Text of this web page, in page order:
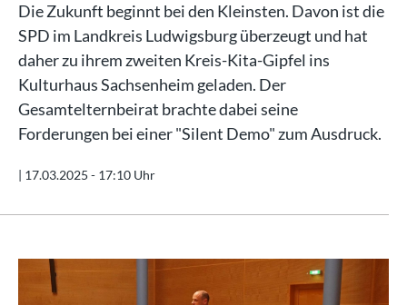
Die Zukunft beginnt bei den Kleinsten. Davon ist die
SPD im Landkreis Ludwigsburg überzeugt und hat
daher zu ihrem zweiten Kreis-Kita-Gipfel ins
Kulturhaus Sachsenheim geladen. Der
Gesamtelternbeirat brachte dabei seine
Forderungen bei einer "Silent Demo" zum Ausdruck.
| 17.03.2025 - 17:10 Uhr